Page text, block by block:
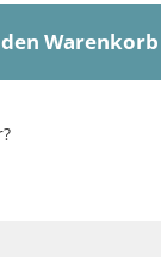
Warenkorb